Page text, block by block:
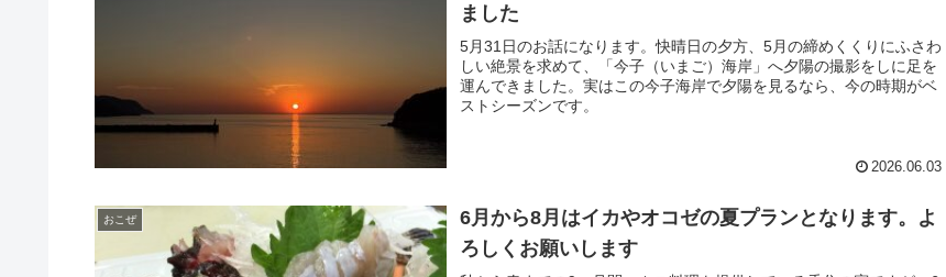
ました
5月31日のお話になります。快晴日の夕方、5月の締めくくりにふさわ
しい絶景を求めて、「今子（いまご）海岸」へ夕陽の撮影をしに足を
運んできました。実はこの今子海岸で夕陽を見るなら、今の時期がベ
ストシーズンです。
2026.06.03
おこぜ
6月から8月はイカやオコゼの夏プランとなります。よ
ろしくお願いします